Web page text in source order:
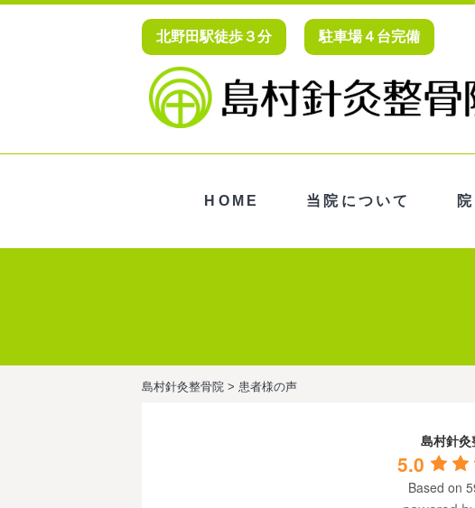
北野田駅徒歩３分 駐車場４台完備
HOME 当院について
島村針灸整骨院 > 患者様の声
島村針灸
5.0
Based on